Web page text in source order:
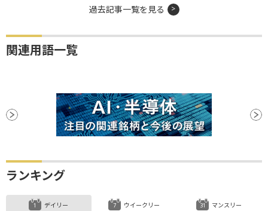
過去記事一覧を見る
関連用語一覧
ランキング
デイリー ウイークリー マンスリー